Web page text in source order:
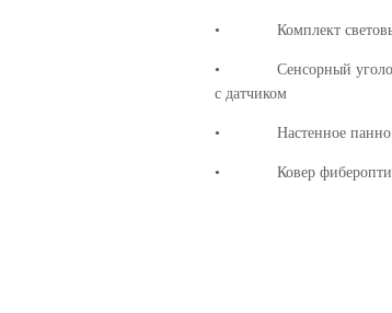
• Комплект
• Сенсорный уголок
с датчиком
• Настенное панно
• Ковер